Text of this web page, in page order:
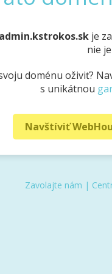
admin.kstrokos.skje
nie
doménu oživiť?
s unikátnou
Navštíviť
Zavolajte nám |